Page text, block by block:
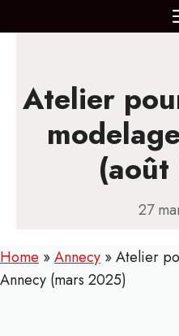
au
Atelier
27
Home »Annecy »Atelier
Annecy (mars 2025)